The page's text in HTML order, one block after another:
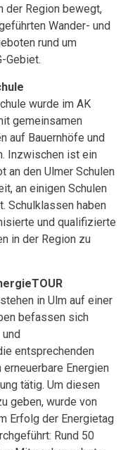
der Region bewegt,
Wander- und
rund um
Gebiet.
wurde im AK
gemeinsamen
auf Bauernhöfe und
Inzwischen ist ein
an den Ulmer Schulen
an einigen Schulen
Schulklassen haben
und qualifizierte
in der Region zu
in Ulm auf einer
befassen sich
entsprechenden
Energien
tätig. Um diesen
geben, wurde von
Erfolg der Energietag
Rund 50